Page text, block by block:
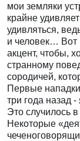
мои земляки
крайне
удивляться,
и человек… Вот
акцент, чтобы,
странному
сородичей,
Первые
три года назад
Это случилось
Некоторые